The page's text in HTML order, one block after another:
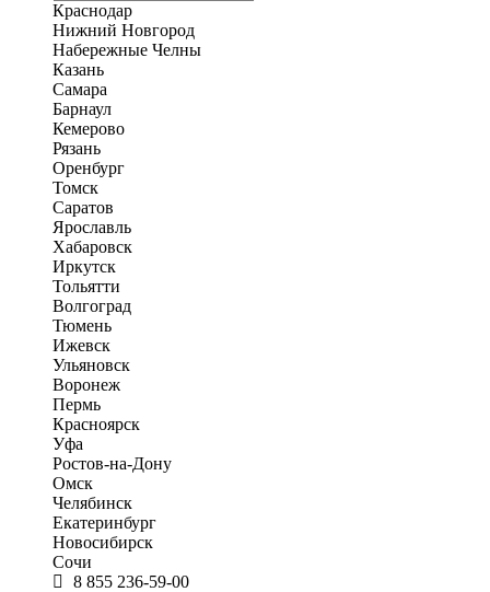
Краснодар
Нижний Новгород
Набережные Челны
Казань
Самара
Барнаул
Кемерово
Рязань
Оренбург
Томск
Саратов
Ярославль
Хабаровск
Иркутск
Тольятти
Волгоград
Тюмень
Ижевск
Ульяновск
Воронеж
Пермь
Красноярск
Уфа
Ростов-на-Дону
Омск
Челябинск
Екатеринбург
Новосибирск
Сочи
8 855 236-59-00